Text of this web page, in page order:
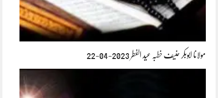
مولانا ابوبکر حنیف خطبہ عید الفطر 2023-04-22